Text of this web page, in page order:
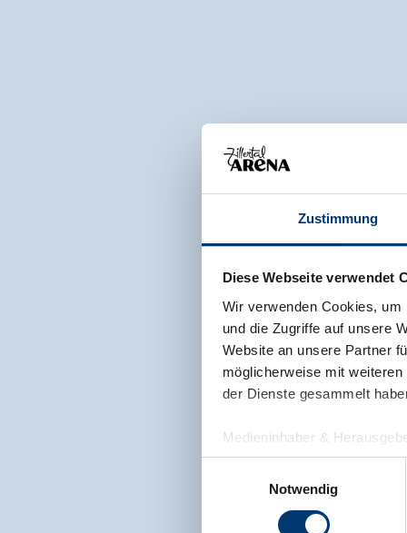
Zustimmung
Diese Webseite verwendet
Wir verwenden Cookies,
und die Zugriffe auf unsere
Website an unsere Partner
möglicherweise mit
der Dienste gesammelt
Medieninhaber &
Zeller Bergbahnen Zillertal
Rohr 23// A-6280 Zell am Ziller
www.zillertalarena.com
Notwendig